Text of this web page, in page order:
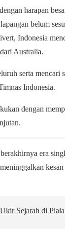
harapan
belum
Indonesia
Australia.
serta
Indonesia.
dengan
era
Sejarah di